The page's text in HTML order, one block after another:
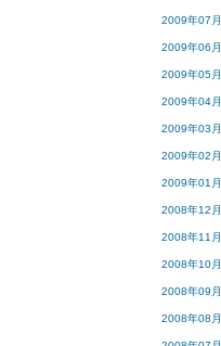
2009年07月
2009年06月
2009年05月
2009年04月
2009年03月
2009年02月
2009年01月
2008年12月
2008年11月
2008年10月
2008年09月
2008年08月